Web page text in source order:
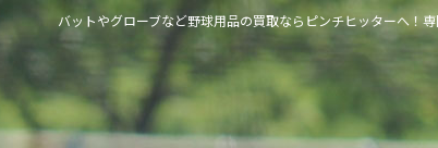
バットやグローブなど野球用品の買取ならピンチヒッターへ！